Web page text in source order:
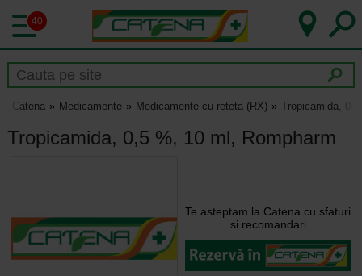
40
Catena Medicamente Medicamente cu reteta (RX) Tropicamida,
Tropicamida, 0,5 %, 10 ml, Rompharm
Te asteptam la Catena cu sfaturi
si recomandari